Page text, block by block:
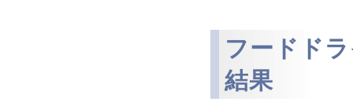
フードド
結果